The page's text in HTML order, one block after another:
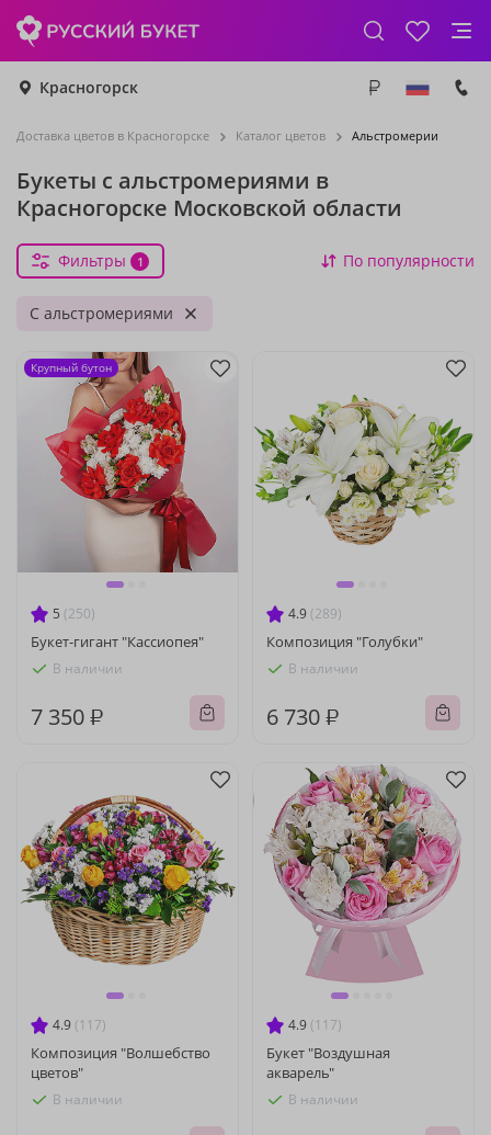
Красногорск
Доставка цветов в Красногорске Каталог цветов Альстромерии
Букеты с альстромериями в
Красногорске Московской области
Фильтры 1 По популярности
С альстромериями
5 (250)
Букет-гигант "Кассиопея"
В наличии
7 350 ₽
Крупный бутон
4.9 (289)
Композиция "Голубки"
В наличии
6 730 ₽
4.9 (117)
Композиция "Волшебство
цветов"
В наличии
4.9 (117)
Букет "Воздушная
акварель"
В наличии